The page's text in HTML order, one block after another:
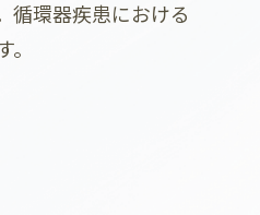
循環器疾患における